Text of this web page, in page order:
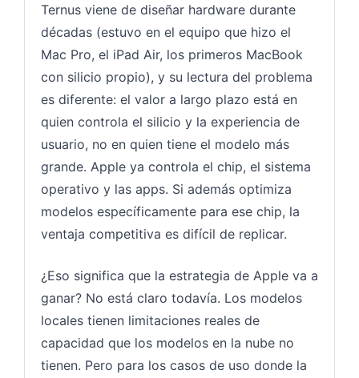
Ternus viene de diseñar hardware durante
décadas (estuvo en el equipo que hizo el
Mac Pro, el iPad Air, los primeros MacBook
con silicio propio), y su lectura del problema
es diferente: el valor a largo plazo está en
quien controla el silicio y la experiencia de
usuario, no en quien tiene el modelo más
grande. Apple ya controla el chip, el sistema
operativo y las apps. Si además optimiza
modelos específicamente para ese chip, la
ventaja competitiva es difícil de replicar.
¿Eso significa que la estrategia de Apple va a
ganar? No está claro todavía. Los modelos
locales tienen limitaciones reales de
capacidad que los modelos en la nube no
tienen. Pero para los casos de uso donde la